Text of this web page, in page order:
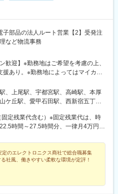
子部品の法人ルート営業【2】受発注
など物流事務
歓迎】※勤務地はご希望を考慮の上、
あり。※勤務地によってはマイカー
所は可能。宇都宮営業所は要相談。■
赴任要員の採用）※英語スキルを活か
店・上尾支店・大阪支店・宇都宮営
）※英語スキルを活かすことができま
宇都宮営業所■物流事務の募集拠点・
は充足になる可能性がございます
、上尾駅、宇都宮駅、高崎駅、本厚
ケ丘駅、愛甲石田駅、西新宿五丁目
固定残業代含む）※固定残業代は、時
時間～27.5時間分、一律月4万円を
給※経験・年齢・能力を考慮の上、決
給22万円～※事務は固定残業代の適
※経験・年齢・能力を考慮の上、決
定のエレクトロニクス商社で総合職募集
る社風、働きやすい柔軟な環境が定評！